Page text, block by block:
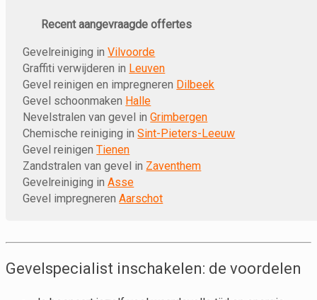
Recent aangevraagde offertes
Gevelreiniging inVilvoorde
Graffiti verwijderen in Leuven
Gevel reinigen en impregneren Dilbeek
Gevel schoonmaken Halle
Nevelstralen van gevel inGrimbergen
Chemische reiniging inSint-Pieters-Leeuw
Gevel reinigenTienen
Zandstralen van gevel in Zaventhem
Gevelreiniging inAsse
Gevel impregnerenAarschot
Gevelspecialist inschakelen: de voordelen